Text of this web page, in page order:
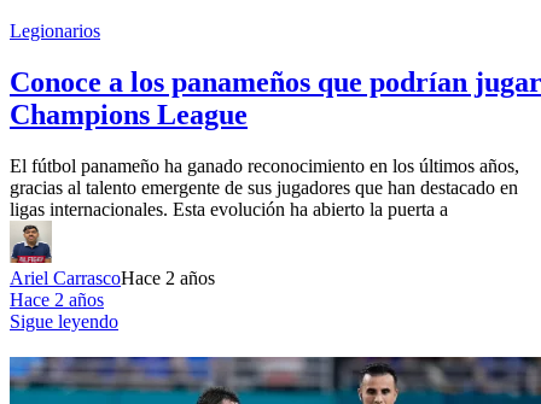
Legionarios
Conoce a los panameños que podrían jugar
Champions League
El fútbol panameño ha ganado reconocimiento en los últimos años,
gracias al talento emergente de sus jugadores que han destacado en
ligas internacionales. Esta evolución ha abierto la puerta a
Ariel CarrascoHace 2 años
Hace 2 años
Sigue leyendo